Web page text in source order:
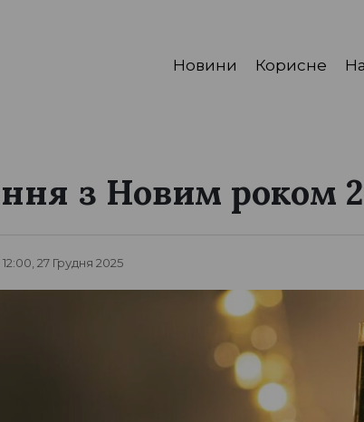
Новини Корисне
з Новим роком
12:00, 27 Грудня 2025